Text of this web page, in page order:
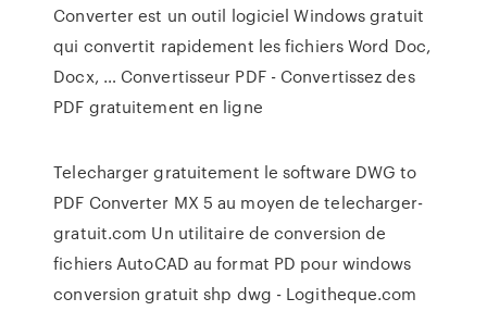
Converter est un outil logiciel Windows gratuit
qui convertit rapidement les fichiers Word Doc,
Docx, … Convertisseur PDF - Convertissez des
PDF gratuitement en ligne
Telecharger gratuitement le software DWG to
PDF Converter MX 5 au moyen de telecharger-
gratuit.com Un utilitaire de conversion de
fichiers AutoCAD au format PD pour windows
conversion gratuit shp dwg - Logitheque.com